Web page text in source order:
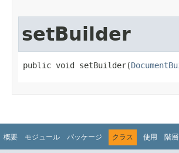
setBuilder
public void setBuilder​(
概要 モジュール パッケージ クラス 使用 階